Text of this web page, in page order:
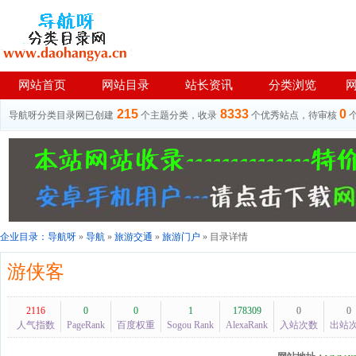
网站首页 网站目录 站长资讯 分类浏览
导航呀分类目录网已创建 215 个主题分类，收录 8333 个优秀站点，待审核 0
企业目录： 导航呀 » 导航 » 旅游交通 » 旅游门户 » 目录详情
游侠客
2116
人气指数
0
PageRank
0
百度权重
1
Sogou Rank
178309
AlexaRank
0
入站次数
0
出站